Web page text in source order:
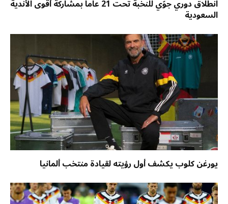
انطلاق دوري جوّي للنخبة تحت 21 عاماً بمشاركة أقوى الأندية
السعودية
يورغن كلوب يكشف أول رؤيته لقيادة منتخب ألمانيا